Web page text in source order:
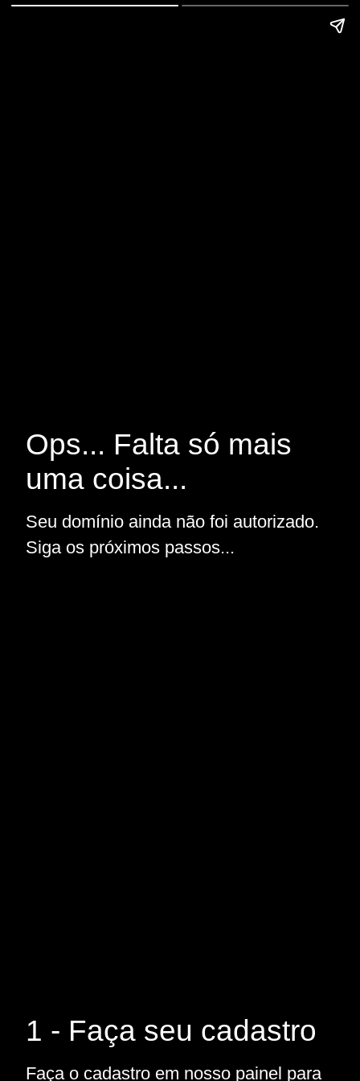
Ops... Falta só mais
uma coisa...
Seu domínio ainda não foi autorizado.
Siga os próximos passos...
1 - Faça seu cadastro
Faça o cadastro em nosso painel para